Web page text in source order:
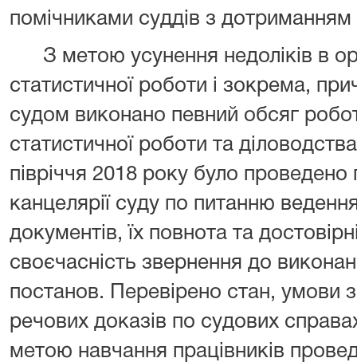
помічниками суддів з дотриманням
З метою усунення недоліків в
статистичної роботи і зокрема,
судом виконано певний обсяг
статистичної роботи та
півріччя 2018 року було проведено
канцелярії суду по питанню
документів, їх повнота та
своєчасність звернення до
постанов. Перевірено стан, умови
речових доказів по судових
метою навчання працівників